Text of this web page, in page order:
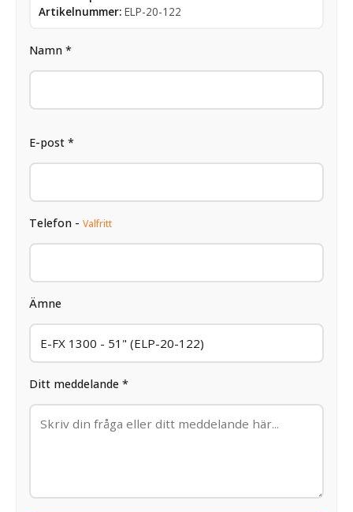
Artikelnummer: ELP-20-122
Namn *
E-post *
Telefon - Valfritt
Ämne
Ditt meddelande *